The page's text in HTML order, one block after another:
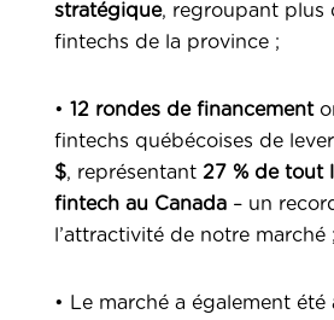
stratégique, regroupant plus
fintechs de la province ;
• 12 rondes de financement
fintechs québécoises de lever
$, représentant 27 % de tout
fintech au Canada – un
l’attractivité de notre marché ;
• Le marché a également été